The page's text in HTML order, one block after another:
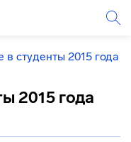
студенты 2015 года
2015 года